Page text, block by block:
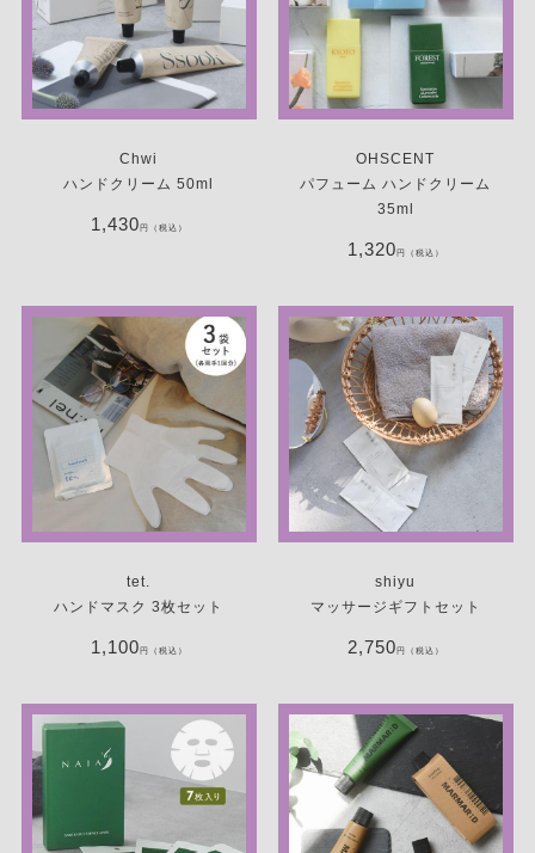
Chwi
ハンドクリーム 50ml
1,430円（税込）
OHSCENT
パフューム ハンドクリーム
35ml
1,320円（税込）
tet.
ハンドマスク 3枚セット
1,100円（税込）
shiyu
マッサージギフトセット
2,750円（税込）